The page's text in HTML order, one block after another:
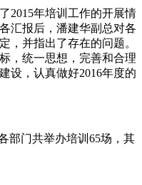
2015年培训工作的开展情
汇报后，潘建华副总对各
，并指出了存在的问题。
，统一思想，完善和合理
设，认真做好2016年度的
部门共举办培训65场，其